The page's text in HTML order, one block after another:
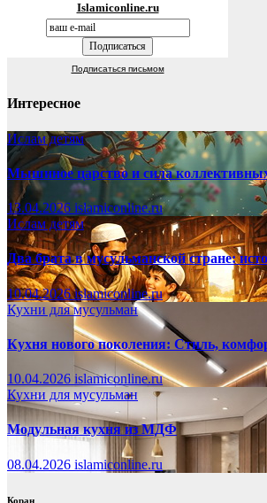
Islamiconline.ru
Подписаться письмом
Интересное
Ислам детям
Мышиное царство и сила
13.04.2026 islamiconline.ru
Ислам детям
Два брата в мусульманской стране:
10.04.2026islamiconline.ru
Кухни для мусульман
Кухня нового поколения: Стиль,
10.04.2026 islamiconline.ru
Кухни для мусульман
Модульная кухня из МДФ
08.04.2026 islamiconline.ru
Коран